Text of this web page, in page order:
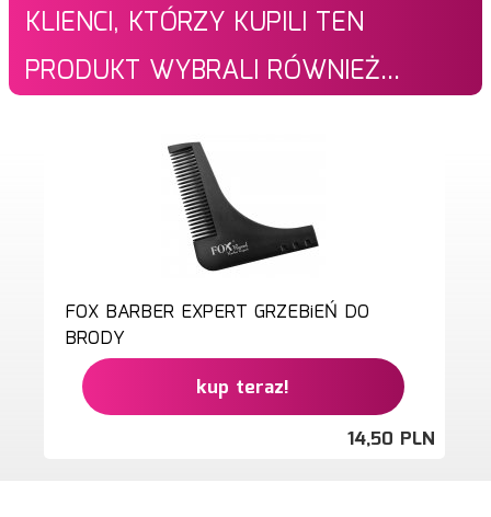
KLIENCI, KTÓRZY KUPILI TEN
PRODUKT WYBRALI RÓWNIEŻ...
FOX BARBER EXPERT GRZEBiEŃ DO
BRODY
kup teraz!
14,50 PLN